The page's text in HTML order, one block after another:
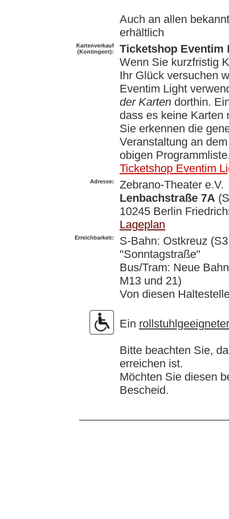
Auch an allen
erhältlich
Kartenverkauf
(Kontingent):
Ticketshop Eventim
Wenn Sie kurzfristig
Ihr Glück versuchen
Eventim Light
der Karten dorthin.
dass es keine Karten
Sie erkennen die
Veranstaltung an
obigen
Ticketshop Eventim
Adresse:
Zebrano-Theater e.V.
Lenbachstraße 7A
10245 Berlin
Lageplan
Erreichbarkeit:
S-Bahn: Ostkreuz
"Sonntagstraße"
Bus/Tram: Neue
M13 und 21)
Von diesen
Ein
Bitte beachten Sie,
erreichen ist.
Möchten Sie diesen
Bescheid.